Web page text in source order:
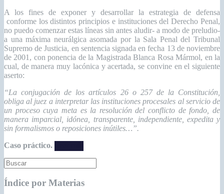
A los fines de exponer y desarrollar la estrategia de defensa
conforme los distintos principios e instituciones del Derecho Penal,
no puedo comenzar estas líneas sin antes aludir- a modo de preludio-
a una máxima neurálgica asomada por la Sala Penal del Tribunal
Supremo de Justicia, en sentencia signada en fecha 13 de noviembre
de 2001, con ponencia de la Magistrada Blanca Rosa Mármol, en la
cual, de manera muy lacónica y acertada, se convine en el siguiente
aserto:
“La conjugación de los artículos 26 o 257 de la Constitución,
obliga al juez a interpretar las instituciones procesales al servicio de
un proceso cuya meta es la resolución del conflicto de fondo, de
manera imparcial, idónea, transparente, independiente, expedita y
sin formalismos o reposiciones inútiles…”.
Caso práctico.
Índice por Materias